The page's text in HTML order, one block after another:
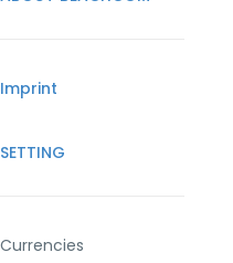
Imprint
SETTING
Currencies